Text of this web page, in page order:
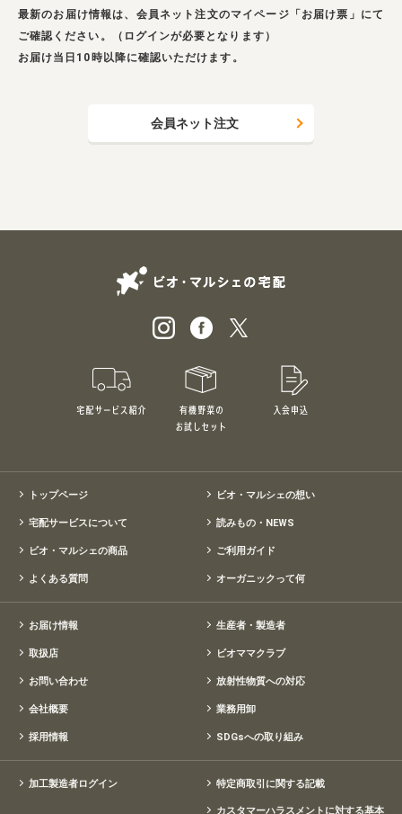
業務用卸 SDGsへの取り組み
最新のお届け情報は、会員ネット注文のマイページ「お届け票」にて
ご確認ください。（ログインが必要となります）
お届け当日10時以降に確認いただけます。
会員ネット注文
宅配サービス紹介 有機野菜のお試しセット
トップページ ビオ・マルシェの想い
宅配サービスについて 読みもの・NEWS
ビオ・マルシェの商品 ご利用ガイド
よくある質問 オーガニックって何
お届け情報 生産者・製造者
取扱店 ビオママクラブ
お問い合わせ 放射性物質への対応
会社概要 業務用卸
採用情報 SDGsへの取り組み
加工製造者ログイン 特定商取引に関する記載
カスタマーハラスメントに対する基本